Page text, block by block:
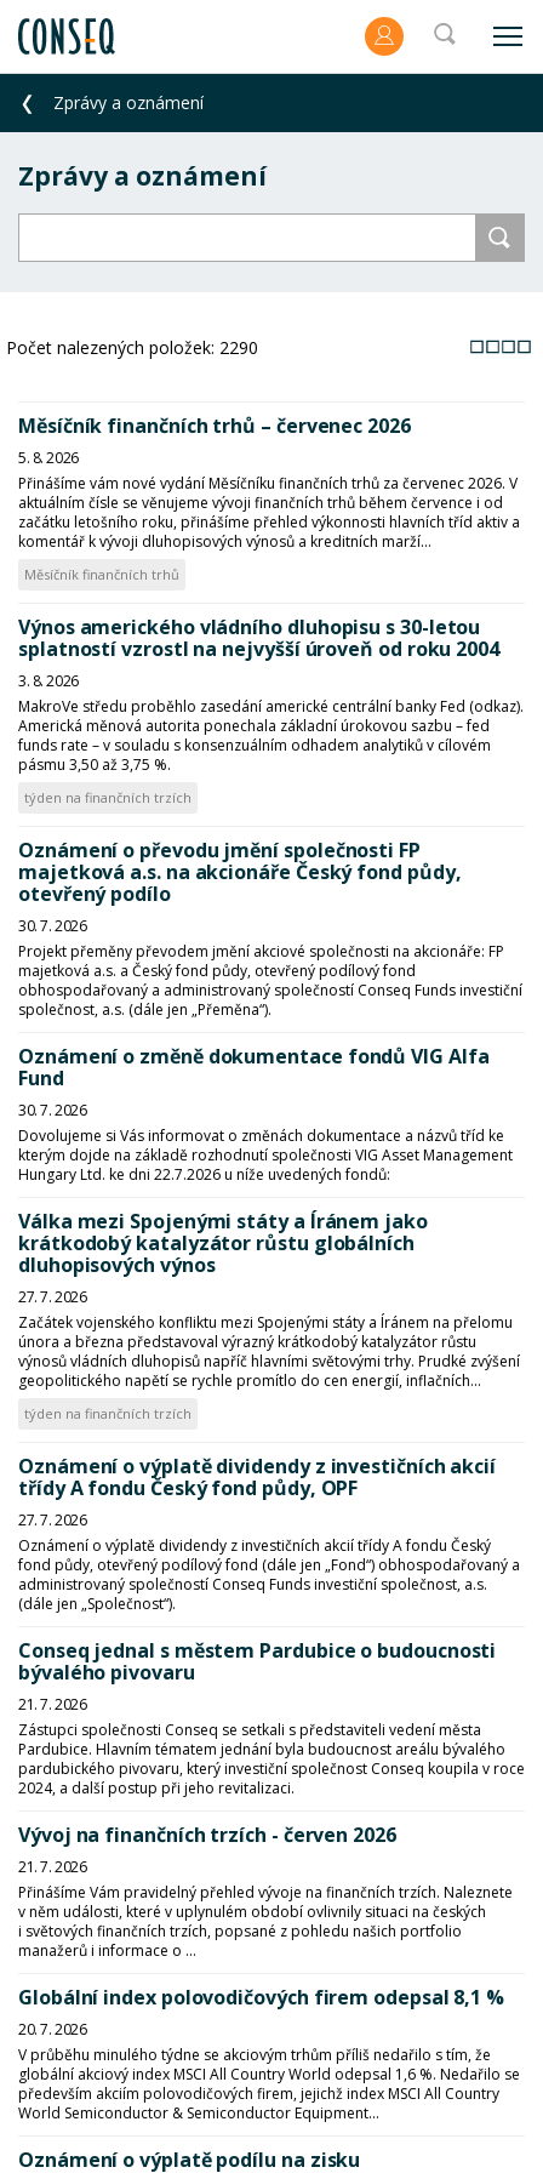
Zprávy a oznámení
Zprávy a oznámení
Počet nalezených položek: 2290
Měsíčník finančních trhů – červenec 2026
5. 8. 2026
Přinášíme vám nové vydání Měsíčníku finančních trhů za červenec 2026. V
aktuálním čísle se věnujeme vývoji finančních trhů během července i od
začátku letošního roku, přinášíme přehled výkonnosti hlavních tříd aktiv a
komentář k vývoji dluhopisových výnosů a kreditních marží...
Měsíčník finančních trhů
Výnos amerického vládního dluhopisu s 30-letou
splatností vzrostl na nejvyšší úroveň od roku 2004
3. 8. 2026
MakroVe středu proběhlo zasedání americké centrální banky Fed (odkaz).
Americká měnová autorita ponechala základní úrokovou sazbu – fed
funds rate – v souladu s konsenzuálním odhadem analytiků v cílovém
pásmu 3,50 až 3,75 %.
týden na finančních trzích
Oznámení o převodu jmění společnosti FP
majetková a.s. na akcionáře Český fond půdy,
otevřený podílo
30. 7. 2026
Projekt přeměny převodem jmění akciové společnosti na akcionáře: FP
majetková a.s. a Český fond půdy, otevřený podílový fond
obhospodařovaný a administrovaný společností Conseq Funds investiční
společnost, a.s. (dále jen „Přeměna“).
Oznámení o změně dokumentace fondů VIG Alfa
Fund
30. 7. 2026
Dovolujeme si Vás informovat o změnách dokumentace a názvů tříd ke
kterým dojde na základě rozhodnutí společnosti VIG Asset Management
Hungary Ltd. ke dni 22.7.2026 u níže uvedených fondů:
Válka mezi Spojenými státy a Íránem jako
krátkodobý katalyzátor růstu globálních
dluhopisových výnos
27. 7. 2026
Začátek vojenského konfliktu mezi Spojenými státy a Íránem na přelomu
února a března představoval výrazný krátkodobý katalyzátor růstu
výnosů vládních dluhopisů napříč hlavními světovými trhy. Prudké zvýšení
geopolitického napětí se rychle promítlo do cen energií, inflačních...
týden na finančních trzích
Oznámení o výplatě dividendy z investičních akcií
třídy A fondu Český fond půdy, OPF
27. 7. 2026
Oznámení o výplatě dividendy z investičních akcií třídy A fondu Český
fond půdy, otevřený podílový fond (dále jen „Fond“) obhospodařovaný a
administrovaný společností Conseq Funds investiční společnost, a.s.
(dále jen „Společnost“).
Conseq jednal s městem Pardubice o budoucnosti
bývalého pivovaru
21. 7. 2026
Zástupci společnosti Conseq se setkali s představiteli vedení města
Pardubice. Hlavním tématem jednání byla budoucnost areálu bývalého
pardubického pivovaru, který investiční společnost Conseq koupila v roce
2024, a další postup při jeho revitalizaci.
Vývoj na finančních trzích - červen 2026
21. 7. 2026
Přinášíme Vám pravidelný přehled vývoje na finančních trzích. Naleznete
v něm události, které v uplynulém období ovlivnily situaci na českých
i světových finančních trzích, popsané z pohledu našich portfolio
manažerů i informace o ...
Globální index polovodičových firem odepsal 8,1 %
20. 7. 2026
V průběhu minulého týdne se akciovým trhům příliš nedařilo s tím, že
globální akciový index MSCI All Country World odepsal 1,6 %. Nedařilo se
především akciím polovodičových firem, jejichž index MSCI All Country
World Semiconductor & Semiconductor Equipment...
Oznámení o výplatě podílu na zisku